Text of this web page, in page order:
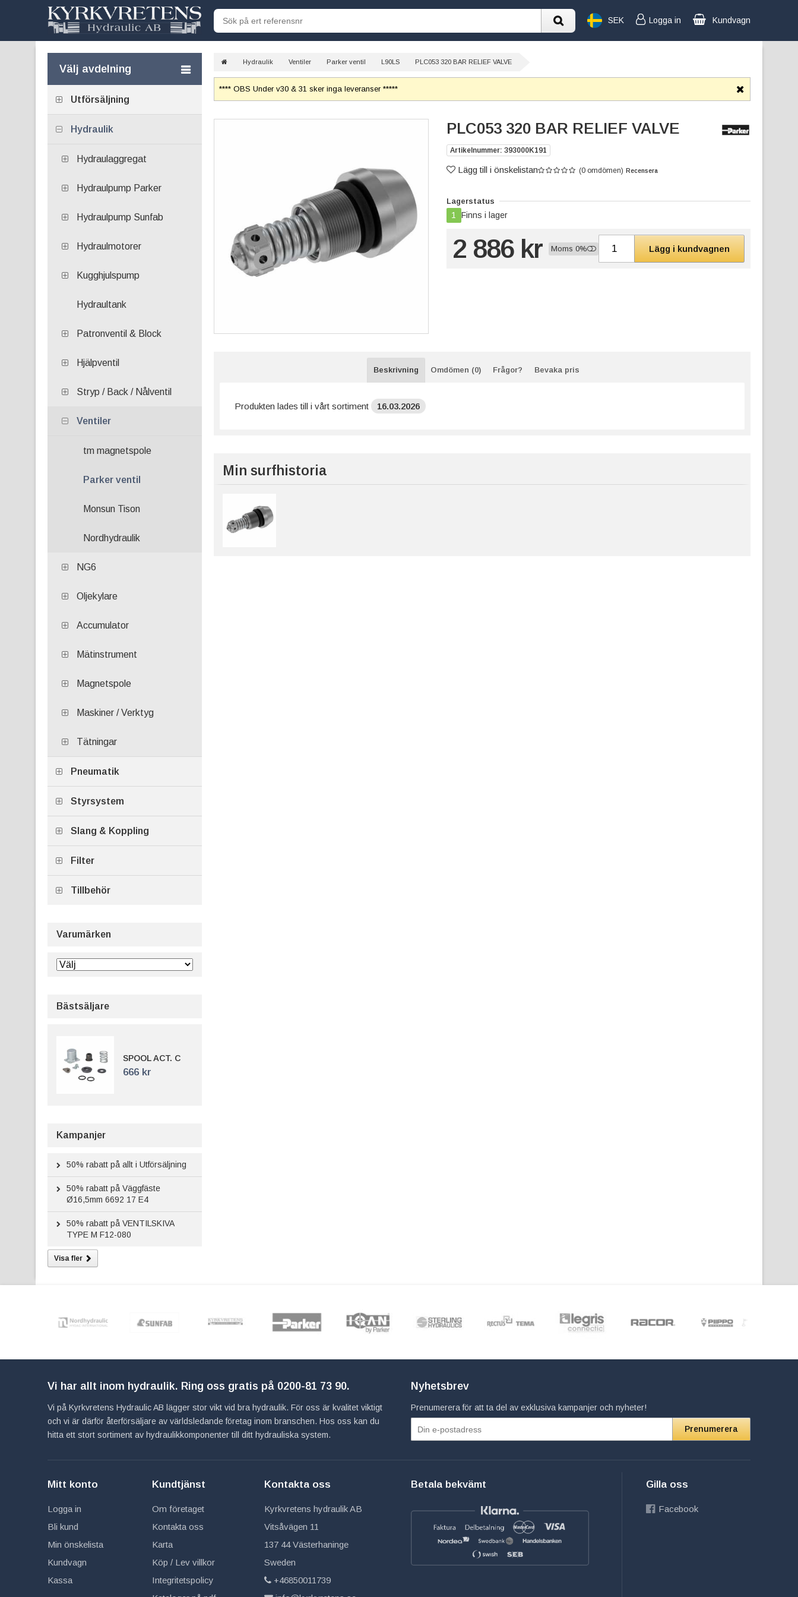
Logga in Kundvagn
SEK
Välj avdelning
Utförsäljning
Hydraulik
Hydraulaggregat
Hydraulpump Parker
Hydraulpump Sunfab
Hydraulmotorer
Kugghjulspump
Hydraultank
Patronventil & Block
Hjälpventil
Stryp / Back / Nålventil
Ventiler
tm magnetspole
Parker ventil
Monsun Tison
Nordhydraulik
NG6
Oljekylare
Accumulator
Mätinstrument
Magnetspole
Maskiner / Verktyg
Tätningar
Pneumatik
Styrsystem
Slang & Koppling
Filter
Tillbehör
Varumärken
Bästsäljare
SPOOL ACT. C
666 kr
Kampanjer
50% rabatt på allt i Utförsäljning
50% rabatt på Väggfäste
Ø16,5mm 6692 17 E4
50% rabatt på VENTILSKIVA
TYPE M F12-080
Visa fler
Hydraulik Ventiler Parker ventil L90LS PLC053 320 BAR RELIEF VALVE
**** OBS Under v30 & 31 sker inga leveranser *****
PLC053 320 BAR RELIEF VALVE
Artikelnummer: 393000K191
Lägg till i önskelistan (0 omdömen) Recensera
Lagerstatus
1 Finns i lager
2 886 kr Moms 0% Lägg i kundvagnen
Beskrivning Omdömen (0) Frågor? Bevaka pris
Produkten lades till i vårt sortiment 16.03.2026
Min surfhistoria
Vi har allt inom hydraulik. Ring oss gratis på 0200-81 73 90.
Vi på Kyrkvretens Hydraulic AB lägger stor vikt vid bra hydraulik. För oss är kvalitet viktigt
och vi är därför återförsäljare av världsledande företag inom branschen. Hos oss kan du
hitta ett stort sortiment av hydraulikkomponenter till ditt hydrauliska system.
Nyhetsbrev
Prenumerera för att ta del av exklusiva kampanjer och nyheter!
Prenumerera
Mitt konto
Logga in
Bli kund
Min önskelista
Kundvagn
Kassa
Kundtjänst
Om företaget
Kontakta oss
Karta
Köp / Lev villkor
Integritetspolicy
Kontakta oss
Kyrkvretens hydraulik AB
Vitsåvägen 11
137 44 Västerhaninge
Sweden
+46850011739
Betala bekvämt Gilla oss
Facebook